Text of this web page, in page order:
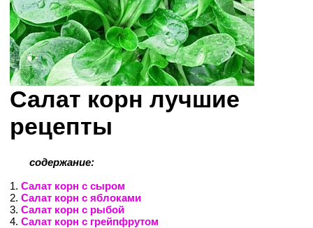
Салат корн лучшие
рецепты
содержание:
1. Салат корн с сыром
2. Салат корн с яблоками
3. Салат корн с рыбой
4. Салат корн с грейпфрутом